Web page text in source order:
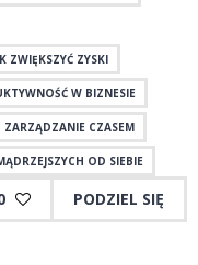
ZWIĘKSZYĆ ZYSKI
W BIZNESIE
ZARZĄDZANIE CZASEM
OD SIEBIE
PODZIEL SIĘ